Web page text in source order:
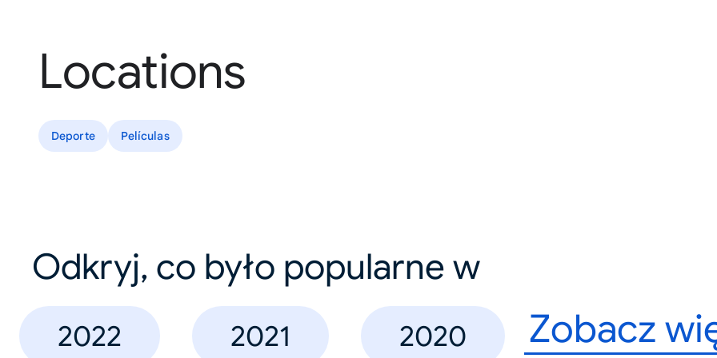
Locations
Deporte Películas
Odkryj, co było popularne w
2022 2021 2020 Zobacz